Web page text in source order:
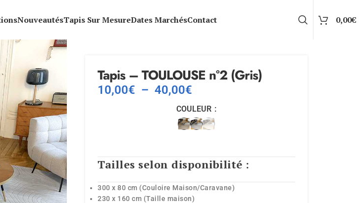
NouveautésTapis Sur MesureDates MarchésContact 0,00€
Tapis – TOULOUSE n°2 (Gris)
10,00€ – 40,00€
COULEUR
Tailles selon disponibilité :
300 x 80 cm (Couloire Maison/Caravane)
230 x 160 cm (Taille maison)